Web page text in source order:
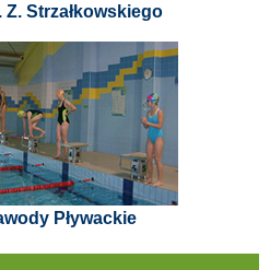
Z. Strzałkowskiego
Pływackie